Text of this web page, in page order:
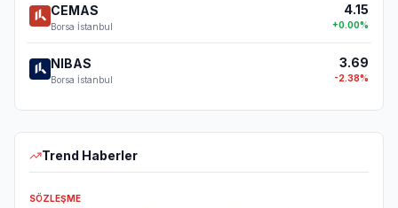
CEMAS
Borsa İstanbul
4.15
+0.00%
NIBAS
Borsa İstanbul
3.69
-2.38%
Trend Haberler
SÖZLEŞME